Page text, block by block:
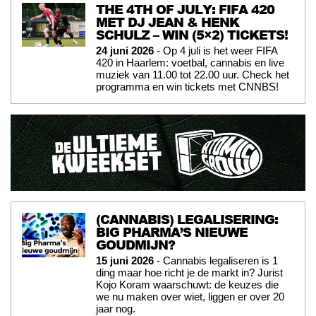
THE 4TH OF JULY: FIFA 420
MET DJ JEAN & HENK
SCHULZ – WIN (5×2) TICKETS!
24 juni 2026 - Op 4 juli is het weer FIFA
420 in Haarlem: voetbal, cannabis en live
muziek van 11.00 tot 22.00 uur. Check het
programma en win tickets met CNNBS!
(CANNABIS) LEGALISERING:
BIG PHARMA’S NIEUWE
GOUDMIJN?
15 juni 2026 - Cannabis legaliseren is 1
ding maar hoe richt je de markt in? Jurist
Kojo Koram waarschuwt: de keuzes die
we nu maken over wiet, liggen er over 20
jaar nog.